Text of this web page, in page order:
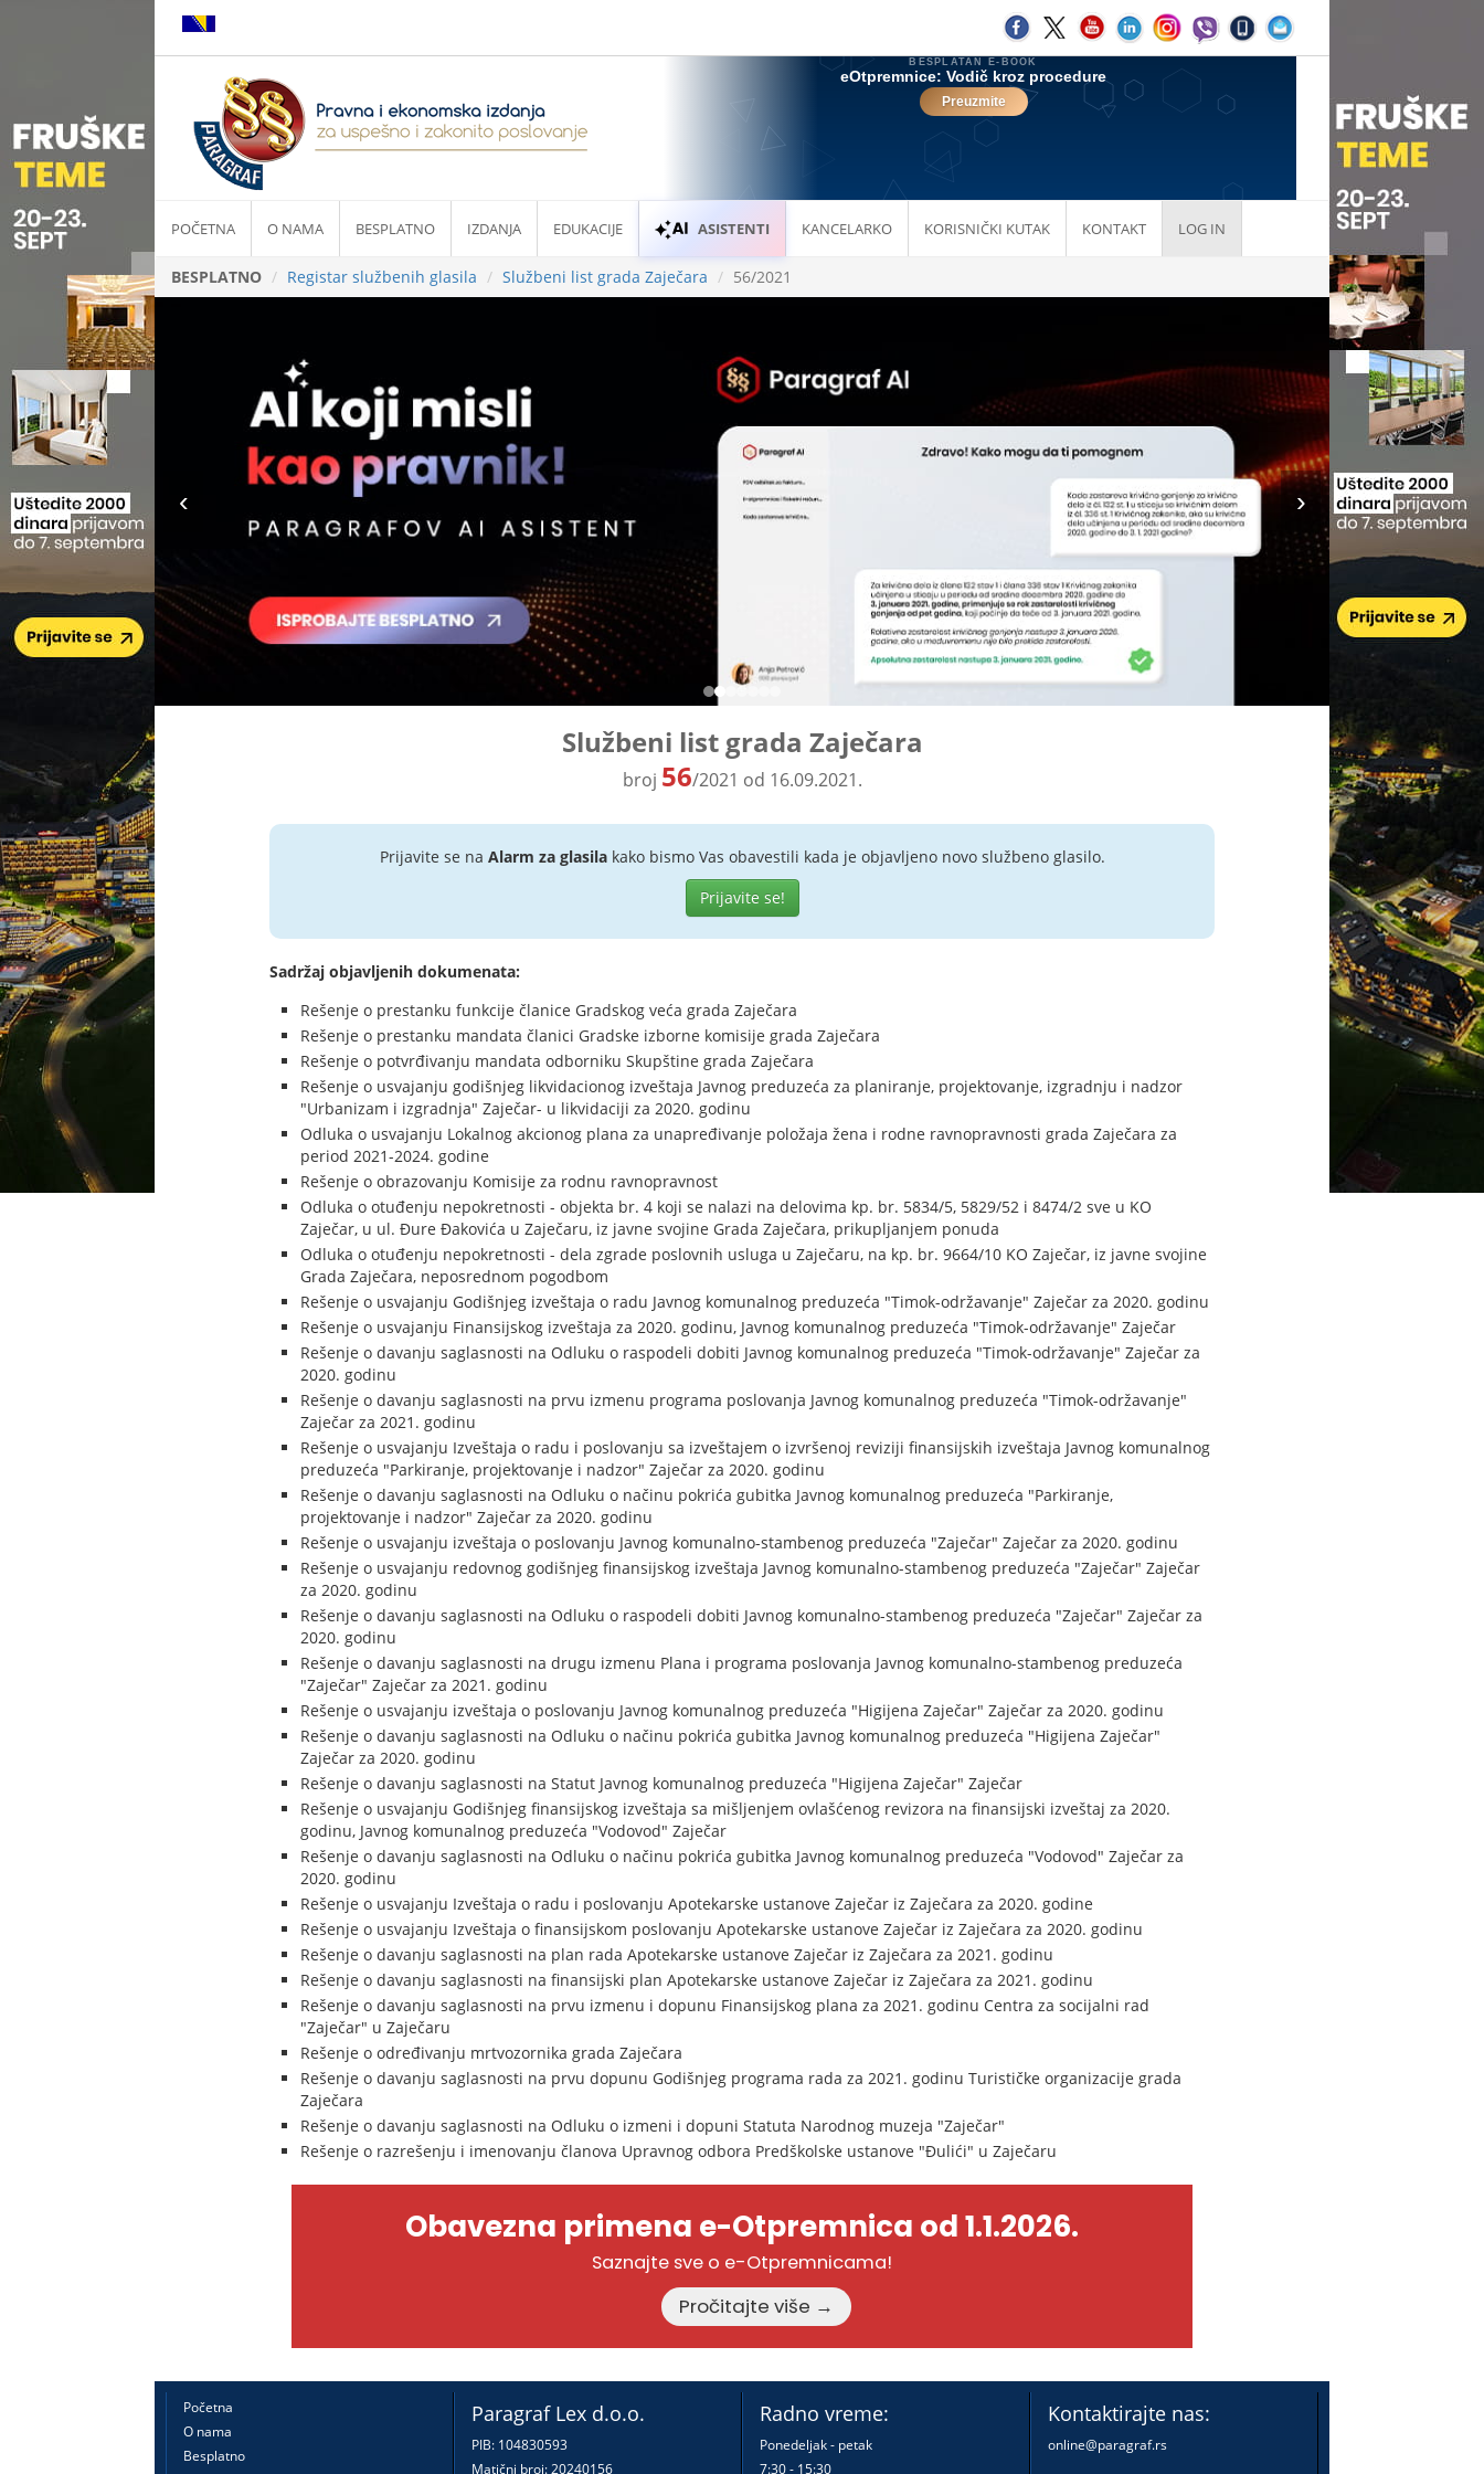
POČETNA O NAMA BESPLATNO IZDANJA EDUKACIJE ASISTENTI KANCELARKO KORISNIČKI KUTAK KONTAKT LOG IN
BESPLATNO Registar službenih glasila Službeni list grada Zaječara 56/2021
Službeni list grada Zaječara
broj 56/2021 od 16.09.2021.
Prijavite se na Alarm za glasilakako bismo Vas obavestili kada je objavljeno novo službeno glasilo.
Prijavite se!
Sadržaj objavljenih dokumenata:
Rešenje o prestanku funkcije članice Gradskog veća grada Zaječara
Rešenje o prestanku mandata članici Gradske izborne komisije grada Zaječara
Rešenje o potvrđivanju mandata odborniku Skupštine grada Zaječara
Rešenje o usvajanju godišnjeg likvidacionog izveštaja Javnog preduzeća za planiranje, projektovanje, izgradnju i nadzor
"Urbanizam i izgradnja" Zaječar- u likvidaciji za 2020. godinu
Odluka o usvajanju Lokalnog akcionog plana za unapređivanje položaja žena i rodne ravnopravnosti grada Zaječara za
period 2021-2024. godine
Rešenje o obrazovanju Komisije za rodnu ravnopravnost
Odluka o otuđenju nepokretnosti - objekta br. 4 koji se nalazi na delovima kp. br. 5834/5, 5829/52 i 8474/2 sve u KO
Zaječar, u ul. Đure Đakovića u Zaječaru, iz javne svojine Grada Zaječara, prikupljanjem ponuda
Odluka o otuđenju nepokretnosti - dela zgrade poslovnih usluga u Zaječaru, na kp. br. 9664/10 KO Zaječar, iz javne svojine
Grada Zaječara, neposrednom pogodbom
Rešenje o usvajanju Godišnjeg izveštaja o radu Javnog komunalnog preduzeća "Timok-održavanje" Zaječar za 2020. godinu
Rešenje o usvajanju Finansijskog izveštaja za 2020. godinu, Javnog komunalnog preduzeća "Timok-održavanje" Zaječar
Rešenje o davanju saglasnosti na Odluku o raspodeli dobiti Javnog komunalnog preduzeća "Timok-održavanje" Zaječar za
2020. godinu
Rešenje o davanju saglasnosti na prvu izmenu programa poslovanja Javnog komunalnog preduzeća "Timok-održavanje"
Zaječar za 2021. godinu
Rešenje o usvajanju Izveštaja o radu i poslovanju sa izveštajem o izvršenoj reviziji finansijskih izveštaja Javnog komunalnog
preduzeća "Parkiranje, projektovanje i nadzor" Zaječar za 2020. godinu
Rešenje o davanju saglasnosti na Odluku o načinu pokrića gubitka Javnog komunalnog preduzeća "Parkiranje,
projektovanje i nadzor" Zaječar za 2020. godinu
Rešenje o usvajanju izveštaja o poslovanju Javnog komunalno-stambenog preduzeća "Zaječar" Zaječar za 2020. godinu
Rešenje o usvajanju redovnog godišnjeg finansijskog izveštaja Javnog komunalno-stambenog preduzeća "Zaječar" Zaječar
za 2020. godinu
Rešenje o davanju saglasnosti na Odluku o raspodeli dobiti Javnog komunalno-stambenog preduzeća "Zaječar" Zaječar za
2020. godinu
Rešenje o davanju saglasnosti na drugu izmenu Plana i programa poslovanja Javnog komunalno-stambenog preduzeća
"Zaječar" Zaječar za 2021. godinu
Rešenje o usvajanju izveštaja o poslovanju Javnog komunalnog preduzeća "Higijena Zaječar" Zaječar za 2020. godinu
Rešenje o davanju saglasnosti na Odluku o načinu pokrića gubitka Javnog komunalnog preduzeća "Higijena Zaječar"
Zaječar za 2020. godinu
Rešenje o davanju saglasnosti na Statut Javnog komunalnog preduzeća "Higijena Zaječar" Zaječar
Rešenje o usvajanju Godišnjeg finansijskog izveštaja sa mišljenjem ovlašćenog revizora na finansijski izveštaj za 2020.
godinu, Javnog komunalnog preduzeća "Vodovod" Zaječar
Rešenje o davanju saglasnosti na Odluku o načinu pokrića gubitka Javnog komunalnog preduzeća "Vodovod" Zaječar za
2020. godinu
Rešenje o usvajanju Izveštaja o radu i poslovanju Apotekarske ustanove Zaječar iz Zaječara za 2020. godine
Rešenje o usvajanju Izveštaja o finansijskom poslovanju Apotekarske ustanove Zaječar iz Zaječara za 2020. godinu
Rešenje o davanju saglasnosti na plan rada Apotekarske ustanove Zaječar iz Zaječara za 2021. godinu
Rešenje o davanju saglasnosti na finansijski plan Apotekarske ustanove Zaječar iz Zaječara za 2021. godinu
Rešenje o davanju saglasnosti na prvu izmenu i dopunu Finansijskog plana za 2021. godinu Centra za socijalni rad
"Zaječar" u Zaječaru
Rešenje o određivanju mrtvozornika grada Zaječara
Rešenje o davanju saglasnosti na prvu dopunu Godišnjeg programa rada za 2021. godinu Turističke organizacije grada
Zaječara
Rešenje o davanju saglasnosti na Odluku o izmeni i dopuni Statuta Narodnog muzeja "Zaječar"
Rešenje o razrešenju i imenovanju članova Upravnog odbora Predškolske ustanove "Đulići" u Zaječaru
Obavezna primena e-Otpremnica od 1.1.2026.
Saznajte sve o e-Otpremnicama!
Pročitajte više →
Početna
O nama
Besplatno
Paragraf Lex d.o.o.
PIB: 104830593
Matični broj: 20240156
Radno vreme:
Ponedeljak - petak
7:30 - 15:30
Kontaktirajte nas:
online@paragraf.rs